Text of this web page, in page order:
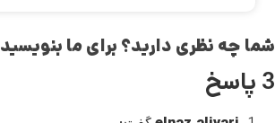
شما چه نظری دارید؟ برای ما بنویسید
3 پاسخ